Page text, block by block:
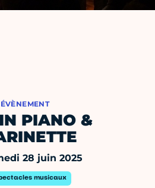
ÉVÈNEMENT
PIANO &
28 juin 2025
musicaux